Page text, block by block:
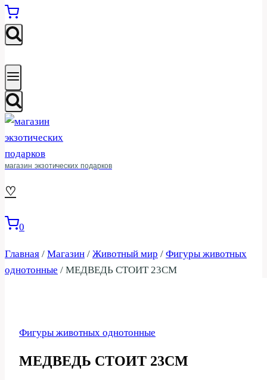
магазин экзотических подарков
♡
0
Главная / Магазин / Животный мир / Фигуры животных
однотонные / МЕДВЕДЬ СТОИТ 23СМ
Фигуры животных однотонные
МЕДВЕДЬ СТОИТ 23СМ